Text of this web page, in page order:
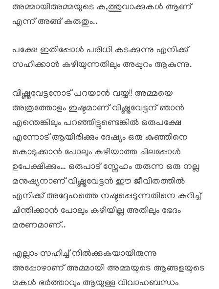
അമ്മായിഅമ്മയുടെ കു,ത്തുവാക്കുകൾ ആണ്
എന്ന് അങ്ങ് കരുതും..
പക്ഷേ ഇതിപ്പോൾ പരിധി കടക്കുന്നു എനിക്ക്
സഹിക്കാൻ കഴിയുന്നതിലും അപ്പുറം ആകുന്നു.
വിഷ്ണുവേട്ടനോട് പറയാൻ വയ്യ!! അമ്മയെ
അത്രത്തോളം ഇഷ്ടമാണ് വിഷ്ണുവേട്ടന് ഞാൻ
എന്തെങ്കിലും പറഞ്ഞിട്ടുണ്ടെങ്കിൽ ഒരുപക്ഷേ
എന്നോട് ആയിരിക്കും ദേഷ്യം ഒരു കുഞ്ഞിനെ
കൊടുക്കാൻ പോലും കഴിയാത്ത ചിലപ്പോൾ
ഉപേക്ഷിക്കും… ഒരുപാട് സ്നേഹം തരുന്ന ഒരു നല്ല
മനുഷ്യനാണ് വിഷ്ണുവേട്ടൻ ഈ ജീവിതത്തിൽ
എനിക്ക് അദ്ദേഹത്തെ നഷ്ടപ്പെടുന്നതിനെ കുറിച്ച്
ചിന്തിക്കാൻ പോലും കഴിയില്ല അതിലും ഭേദം
മരണമാണ്..
എല്ലാം സഹിച്ച് നിൽക്കുകയായിരുന്നു
അപ്പോഴാണ് അമ്മായി അമ്മയുടെ ആങ്ങളയുടെ
മകൾ ഭർത്താവും ആയുള്ള വിവാഹബന്ധം